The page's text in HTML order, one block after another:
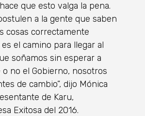
que esto valga la pena.
a la gente que saben
cosas correctamente
el camino para llegar al
soñamos sin esperar a
no el Gobierno, nosotros
de cambio”, dijo Mónica
de Karu,
Exitosa del 2016.